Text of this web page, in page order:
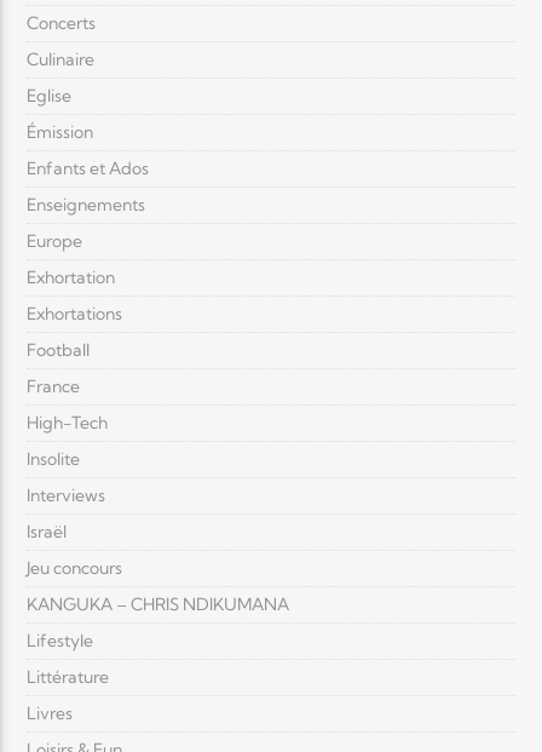
Concerts
Culinaire
Eglise
Émission
Enfants et Ados
Enseignements
Europe
Exhortation
Exhortations
Football
France
High-Tech
Insolite
Interviews
Israël
Jeu concours
KANGUKA – CHRIS NDIKUMANA
Lifestyle
Littérature
Livres